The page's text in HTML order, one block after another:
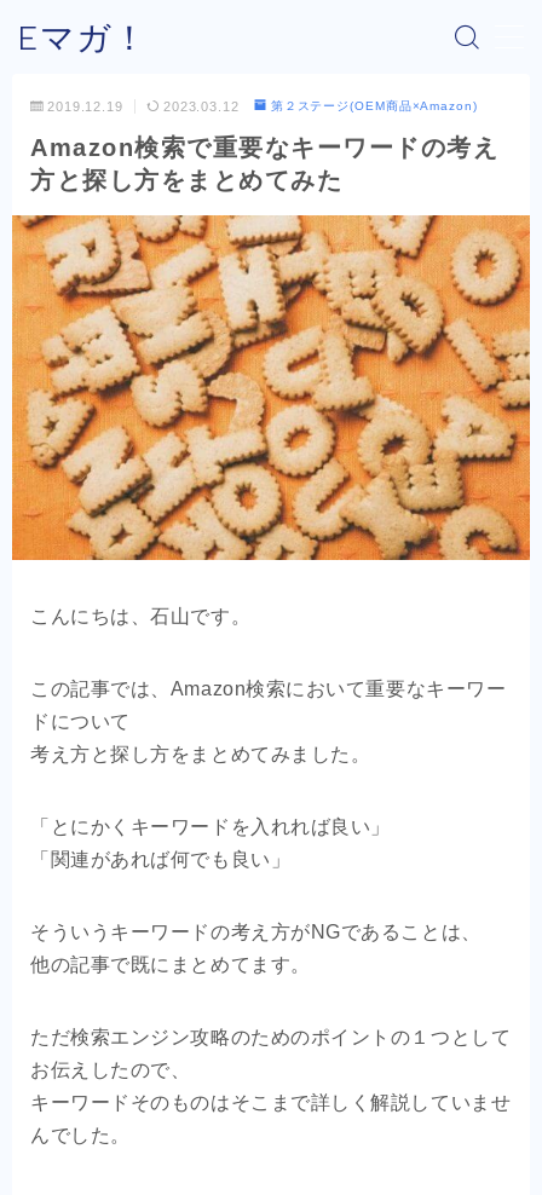
Eマガ！
Eマガ！とは？
最新コラム
公式メルマガ
OEM商品×Amazon
OEM商品×Yahoo!
OEM商品×楽天
OEM商品×自社EC
クライアントの声
お問い合わせ
2019.12.19 2023.03.12 第２ステージ(OEM商品×Amazon)
Amazon検索で重要なキーワードの考え
方と探し方をまとめてみた
こんにちは、石山です。
この記事では、Amazon検索において重要なキーワー
ドについて
考え方と探し方をまとめてみました。
「とにかくキーワードを入れれば良い」
「関連があれば何でも良い」
そういうキーワードの考え方がNGであることは、
他の記事で既にまとめてます。
ただ検索エンジン攻略のためのポイントの１つとして
お伝えしたので、
キーワードそのものはそこまで詳しく解説していませ
んでした。